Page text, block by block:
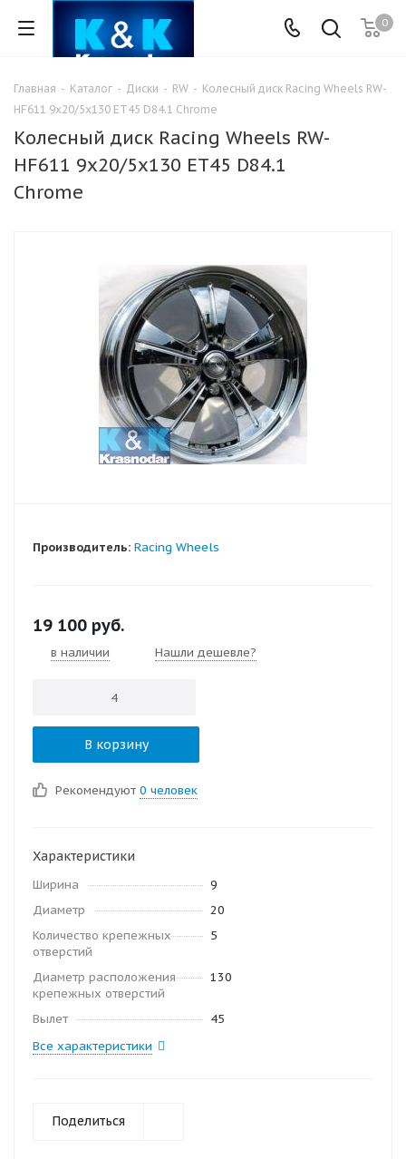
0
Главная - Каталог - Диски - RW - Колесный диск Racing Wheels RW-
HF611 9x20/5x130 ET45 D84.1 Chrome
Колесный диск Racing Wheels RW-
HF611 9x20/5x130 ET45 D84.1
Chrome
Производитель: Racing Wheels
19 100 руб.
в наличии Нашли дешевле?
В корзину
Рекомендуют 0 человек
Характеристики
Ширина
9
Диаметр
20
Количество крепежных
отверстий
5
Диаметр расположения
крепежных отверстий
130
Вылет
45
Все характеристики
Поделиться